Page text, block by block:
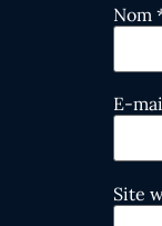
Nom
E-
Site